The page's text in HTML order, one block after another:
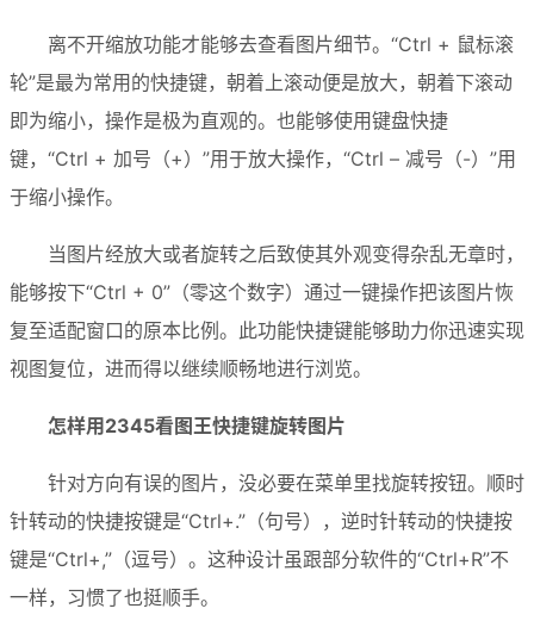
离不开缩放功能才能够去查看图片细节。“Ctrl + 鼠标滚
轮”是最为常用的快捷键，朝着上滚动便是放大，朝着下滚动
即为缩小，操作是极为直观的。也能够使用键盘快捷
键，“Ctrl + 加号（+）”用于放大操作，“Ctrl – 减号（-）”用
于缩小操作。
当图片经放大或者旋转之后致使其外观变得杂乱无章时，
能够按下“Ctrl + 0”（零这个数字）通过一键操作把该图片恢
复至适配窗口的原本比例。此功能快捷键能够助力你迅速实现
视图复位，进而得以继续顺畅地进行浏览。
怎样用2345看图王快捷键旋转图片
针对方向有误的图片，没必要在菜单里找旋转按钮。顺时
针转动的快捷按键是“Ctrl+.”（句号），逆时针转动的快捷按
键是“Ctrl+,”（逗号）。这种设计虽跟部分软件的“Ctrl+R”不
一样，习惯了也挺顺手。